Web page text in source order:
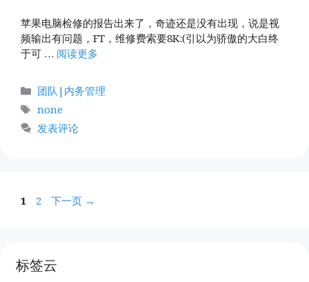
苹果电脑检修的报告出来了，奇迹还是没有出现，说是视
频输出有问题，FT，维修费索要8K:(引以为骄傲的大白终
于可 … 阅读更多
分
团队|内务管理
标
签
none
发表评论
页
1
页
2 下一页 →
标签云